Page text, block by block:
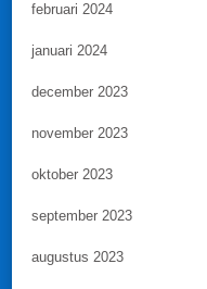
februari 2024
januari 2024
december 2023
november 2023
oktober 2023
september 2023
augustus 2023